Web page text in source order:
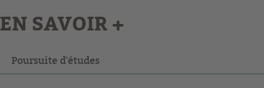
EN SAVOIR +
Poursuite d'études